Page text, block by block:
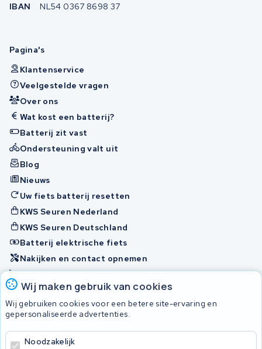
Wij maken gebruik van cookies
Wij gebruiken cookies voor een betere site-ervaring en
gepersonaliseerde advertenties.
Noodzakelijk
IBAN
NL54 0367 8698 37
Pagina's
Klantenservice
Veelgestelde vragen
Over ons
Wat kost een batterij?
Batterij zit vast
Ondersteuning valt uit
Blog
Nieuws
Uw fiets batterij resetten
KWS Seuren Nederland
KWS Seuren Deutschland
Batterij elektrische fiets
Nakijken en contact opnemen
Onherstelbaar
Accu's